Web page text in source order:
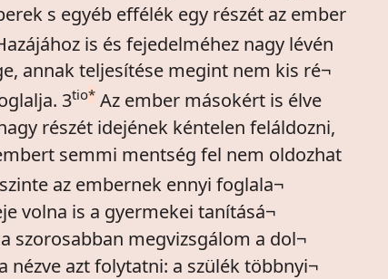
s egyéb effélék egy részét az ember
is és fejedelméhez nagy lévén
annak teljesítése megint nem kis ré¬
3tio* Az ember másokért is élve
részét idejének kéntelen feláldozni,
semmi mentség fel nem oldozhat
az embernek ennyi foglala¬
volna is a gyermekei tanításá¬
szorosabban megvizsgálom a dol¬
nézve azt folytatni: a szülék többnyi¬